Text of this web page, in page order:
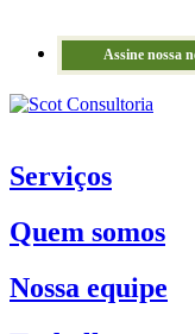
Assine nossa
Serviços
Quem somos
Nossa equipe